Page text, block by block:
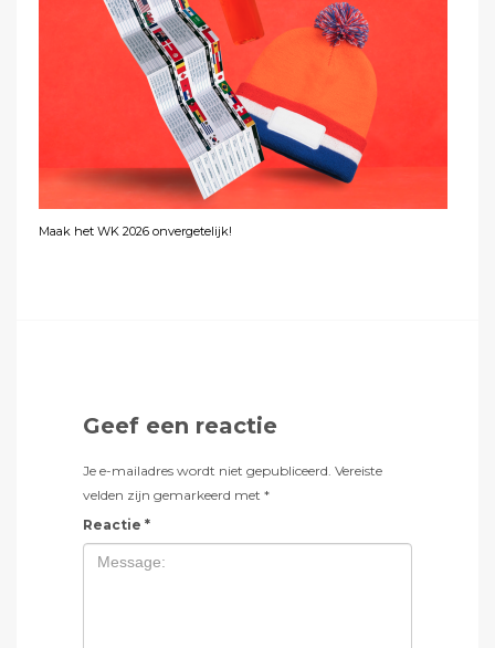
Maak het WK 2026 onvergetelijk!
Geef een reactie
Je e-mailadres wordt niet gepubliceerd. Vereiste
velden zijn gemarkeerd met *
Reactie *